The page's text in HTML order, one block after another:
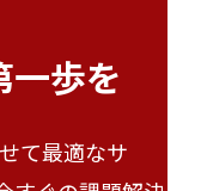
一歩を
て最適なサ